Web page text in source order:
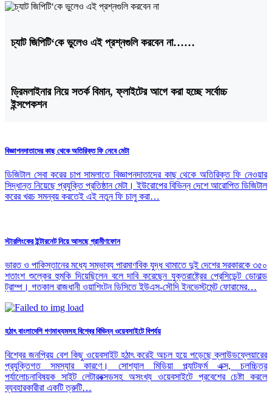
চ্যাট জিপিটি‘কে ভুলেও এই প্রশ্নগুলি করবেন না……
ড্রিমলাইনার নিয়ে সতর্ক বিমান, ফ্লাইটের আগে করা হচ্ছে সর্বোচ্চ
ইন্সপেকশন
বিজ্ঞাপনদাতাদের কাছ থেকে অতিরিক্ত ফি নেবে মেটা
ডিজিটাল সেবা করের চাপ সামলাতে বিজ্ঞাপনদাতাদের কাছ থেকে অতিরিক্ত ফি নেওয়ার
সিদ্ধান্ত নিয়েছে প্রযুক্তি প্রতিষ্ঠান মেটা। ইউরোপের বিভিন্ন দেশে আরোপিত ডিজিটাল
করের খরচ সমন্বয় করতেই এই নতুন ফি চালু করা…
স্টারলিংকের ইন্টারনেট নিয়ে আসছে গ্রামীণফোন
ভারত ও পাকিস্তানের মধ্যে সম্ভাব্য পারমাণবিক যুদ্ধ থামাতে দুই দেশের সরকারকে ৩৫০
শতাংশ শুল্কের হুমকি দিয়েছিলেন বলে দাবি করেছেন যুক্তরাষ্ট্রের প্রেসিডেন্ট ডোনাল্ড
ট্রাম্প। গতকাল রাজধানী ওয়াশিংটন ডিসিতে ইউএস-সৌদি ইনভেস্টমেন্ট ফোরামের…
হঠাৎ বাংলাদেশি গণমাধ্যমসহ বিশ্বের বিভিন্ন ওয়েবসাইটে বিপর্যয়
বিশ্বের জনপ্রিয় বেশ কিছু ওয়েবসাইট হঠাৎ করেই অচল হয়ে পড়েছে ক্লাউডফ্লেয়ারের
প্রযুক্তিগত সমস্যার কারণে। সোশ্যাল মিডিয়া প্ল্যাটফর্ম এক্স, চলচ্চিত্র
পর্যালোচনাবিষয়ক সাইট লেটারবক্সডসহ অসংখ্য ওয়েবসাইটে প্রবেশের চেষ্টা করলে
ব্যবহারকারীরা একটি ত্রুটি…